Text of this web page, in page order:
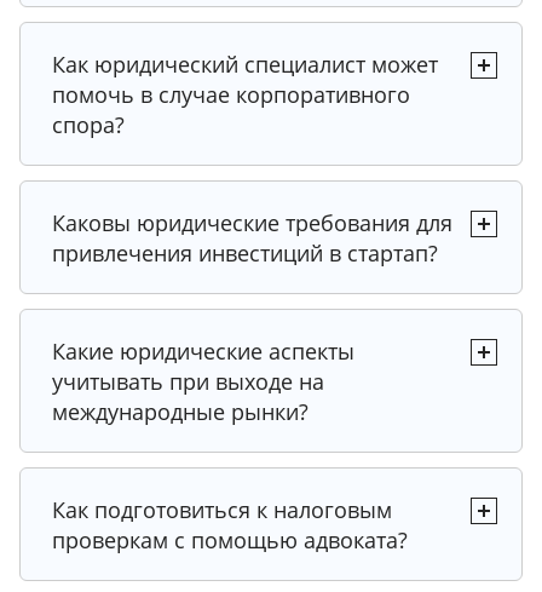
Совет 1
Совет 2
Совет 3
Совет 1
Совет 2
Совет 3
Рекомендация 1
Совет 1
Совет 1
Экспертный совет
Выбирайте юридическую фирму с учетом
масштабов и потребностей вашего
бизнеса. Крупные компании зачастую
предлагают более широкий спектр услуг,
тогда как небольшие фирмы могут
предложить более индивидуальный
подход.
Экспертный совет
Проводите комплексную юридическую
проверку (due diligence) перед любой
процедурой слияния или поглощения,
Экспертный совет
Рассмотрите возможность регистрации
Как юридический специалист может
помочь в случае корпоративного
спора?
Каковы юридические требования для
привлечения инвестиций в стартап?
Какие юридические аспекты
учитывать при выходе на
международные рынки?
Как подготовиться к налоговым
проверкам с помощью адвоката?